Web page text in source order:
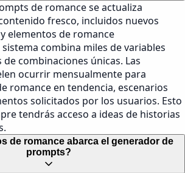
de romance se actualiza
fresco, incluidos nuevos
elementos de romance
combina miles de variables
combinaciones únicas. Las
ocurrir mensualmente para
romance en tendencia, escenarios
solicitados por los usuarios. Esto
tendrás acceso a ideas de historias
de romance abarca el generador de
prompts?